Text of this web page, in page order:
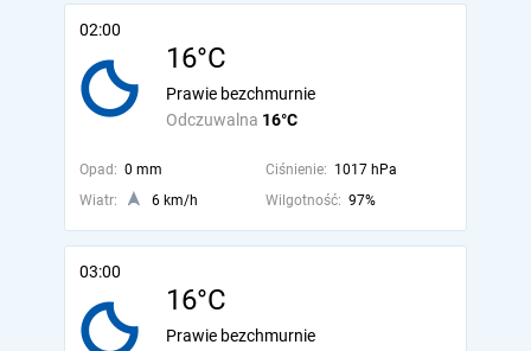
02:00
16°C
Odczuwalna 16°C
Prawie bezchmurnie
Opad: 0 mm Ciśnienie: 1017 hPa
Wiatr:
6 km/h Wilgotność: 97%
03:00
16°C
Prawie bezchmurnie